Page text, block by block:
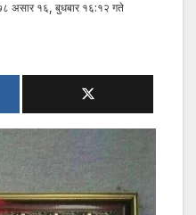
असार १६, बुधबार १६:१२ गते